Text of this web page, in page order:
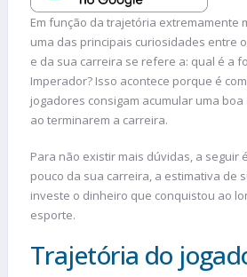
Em função da trajetória extremamente
uma das principais curiosidades entre
e da sua carreira se refere a: qual é a
Imperador? Isso acontece porque é
jogadores consigam acumular uma
ao terminarem a carreira.
Para não existir mais dúvidas, a seguir
pouco da sua carreira, a estimativa de
investe o dinheiro que conquistou ao
esporte.
Trajetória do